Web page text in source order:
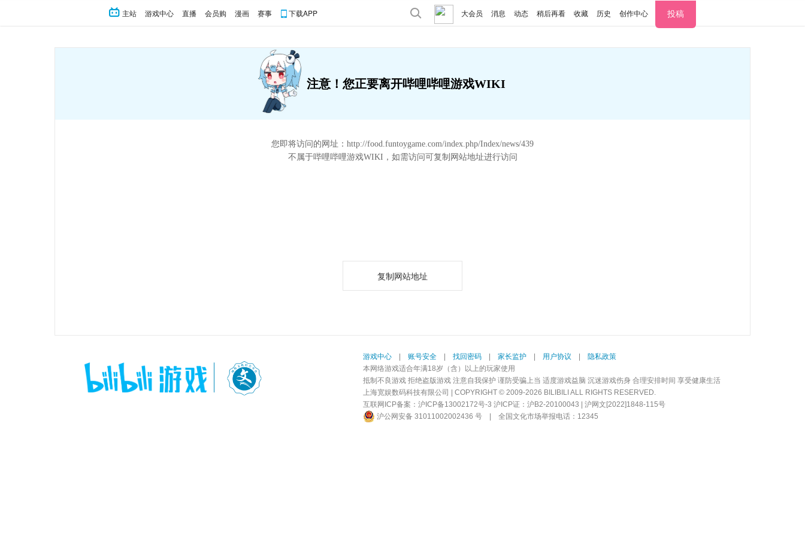
主站 游戏中心 直播 会员购 漫画 赛事 下载APP 大会员 消息 动态 稍后再看 收藏 历史 创作中心 投稿
注意！您正要离开哔哩哔哩游戏WIKI
您即将访问的网址： http://food.funtoygame.com/index.php/Index/news/439
不属于哔哩哔哩游戏WIKI，如需访问可复制网站地址进行访问
复制网站地址
游戏中心 账号安全 找回密码 家长监护 用户协议
隐私政策
本网络游戏适合年满18岁（含）以上的玩家使用
抵制不良游戏 拒绝盗版游戏 注意自我保护 谨防受骗上当 适度游戏益脑 沉迷游戏伤身 合理安排时间 享受健康生活
上海宽娱数码科技有限公司 | COPYRIGHT © 2009-2026 BILIBILI ALL RIGHTS RESERVED.
互联网ICP备案： 沪ICP备13002172号-3 沪ICP证：沪B2-20100043 | 沪网文[2022]1848-115号
沪公网安备 31011002002436 号
全国文化市场举报电话：12345